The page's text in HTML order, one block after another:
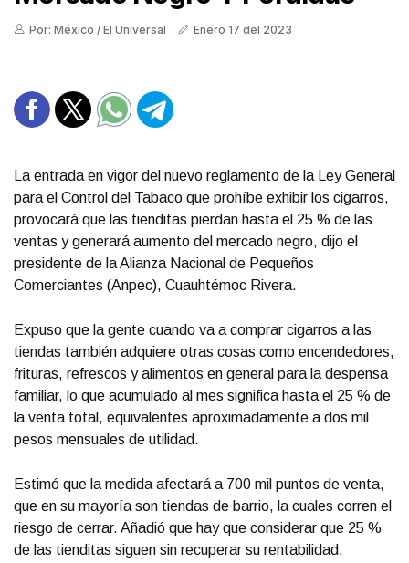
Por: México / El Universal Enero 17 del 2023
La entrada en vigor del nuevo reglamento de la Ley General
para el Control del Tabaco que prohíbe exhibir los cigarros,
provocará que las tienditas pierdan hasta el 25 % de las
ventas y generará aumento del mercado negro, dijo el
presidente de la Alianza Nacional de Pequeños
Comerciantes (Anpec), Cuauhtémoc Rivera.
Expuso que la gente cuando va a comprar cigarros a las
tiendas también adquiere otras cosas como encendedores,
frituras, refrescos y alimentos en general para la despensa
familiar, lo que acumulado al mes significa hasta el 25 % de
la venta total, equivalentes aproximadamente a dos mil
pesos mensuales de utilidad.
Estimó que la medida afectará a 700 mil puntos de venta,
que en su mayoría son tiendas de barrio, la cuales corren el
riesgo de cerrar. Añadió que hay que considerar que 25 %
de las tienditas siguen sin recuperar su rentabilidad.